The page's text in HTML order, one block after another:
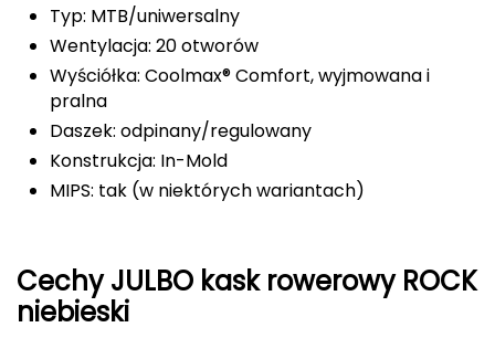
GIVOVA
GSI Outdoors
Gear Aid
Gilmonte
Typ: MTB/uniwersalny
Wentylacja: 20 otworów
Wyściółka: Coolmax® Comfort, wyjmowana i
pralna
Daszek: odpinany/regulowany
Konstrukcja: In-Mold
MIPS: tak (w niektórych wariantach)
Cechy JULBO kask rowerowy ROCK
niebieski